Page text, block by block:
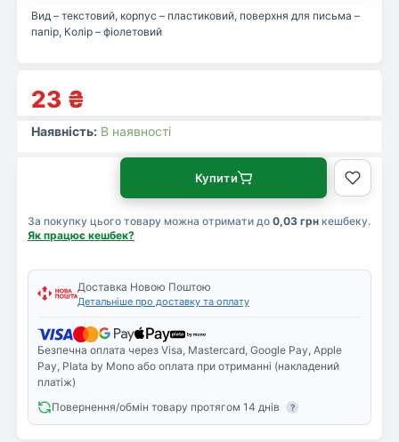
23 ₴
Вид – текстовий, корпус – пластиковий, поверхня для письма –
папір, Колір – фіолетовий
Наявність: В наявності
За покупку цього товару можна отримати до 0,03 грн кешбеку.
Як працює кешбек?
Купити
Доставка Новою Поштою
Детальніше про доставку та оплату
Безпечна оплата через Visa, Mastercard, Google Pay, Apple
Pay, Plata by Mono або оплата при отриманні (накладений
платіж)
Повернення/обмін товару протягом 14 днів
?